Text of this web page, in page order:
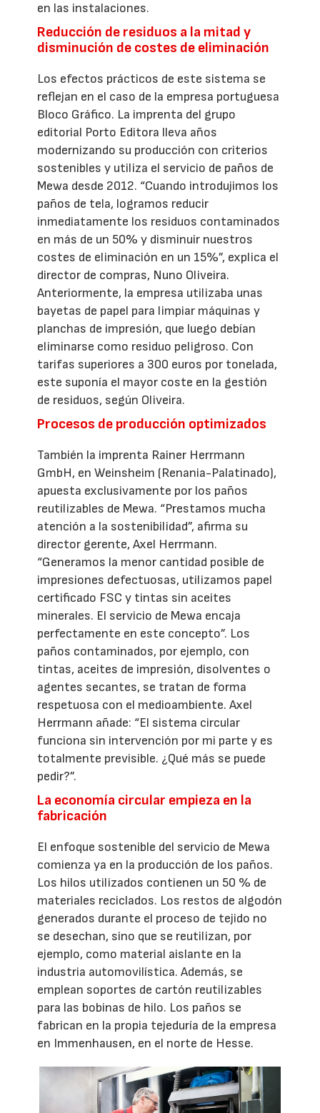
en las instalaciones.
Reducción de residuos a la mitad y
disminución de costes de eliminación
Los efectos prácticos de este sistema se
reflejan en el caso de la empresa portuguesa
Bloco Gráfico. La imprenta del grupo
editorial Porto Editora lleva años
modernizando su producción con criterios
sostenibles y utiliza el servicio de paños de
Mewa desde 2012. “Cuando introdujimos los
paños de tela, logramos reducir
inmediatamente los residuos contaminados
en más de un 50% y disminuir nuestros
costes de eliminación en un 15%”, explica el
director de compras, Nuno Oliveira.
Anteriormente, la empresa utilizaba unas
bayetas de papel para limpiar máquinas y
planchas de impresión, que luego debían
eliminarse como residuo peligroso. Con
tarifas superiores a 300 euros por tonelada,
este suponía el mayor coste en la gestión
de residuos, según Oliveira.
Procesos de producción optimizados
También la imprenta Rainer Herrmann
GmbH, en Weinsheim (Renania-Palatinado),
apuesta exclusivamente por los paños
reutilizables de Mewa. “Prestamos mucha
atención a la sostenibilidad”, afirma su
director gerente, Axel Herrmann.
“Generamos la menor cantidad posible de
impresiones defectuosas, utilizamos papel
certificado FSC y tintas sin aceites
minerales. El servicio de Mewa encaja
perfectamente en este concepto”. Los
paños contaminados, por ejemplo, con
tintas, aceites de impresión, disolventes o
agentes secantes, se tratan de forma
respetuosa con el medioambiente. Axel
Herrmann añade: “El sistema circular
funciona sin intervención por mi parte y es
totalmente previsible. ¿Qué más se puede
pedir?”.
La economía circular empieza en la
fabricación
El enfoque sostenible del servicio de Mewa
comienza ya en la producción de los paños.
Los hilos utilizados contienen un 50 % de
materiales reciclados. Los restos de algodón
generados durante el proceso de tejido no
se desechan, sino que se reutilizan, por
ejemplo, como material aislante en la
industria automovilística. Además, se
emplean soportes de cartón reutilizables
para las bobinas de hilo. Los paños se
fabrican en la propia tejeduría de la empresa
en Immenhausen, en el norte de Hesse.